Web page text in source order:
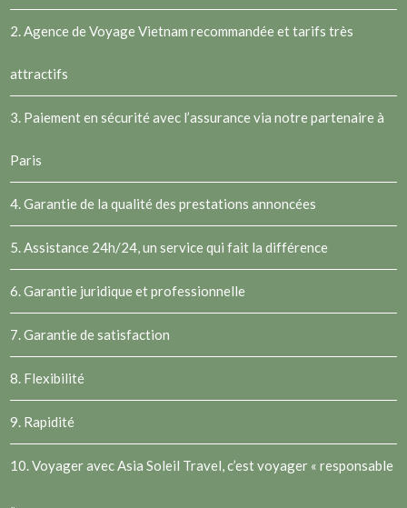
2.Agence de Voyage Vietnam recommandée et tarifs très
attractifs
3. Paiement en sécurité avec l’assurance via notre partenaire à
Paris
4. Garantie de la qualité des prestations annoncées
5. Assistance 24h/24, un service qui fait la différence
6. Garantie juridique et professionnelle
7. Garantie de satisfaction
8. Flexibilité
9. Rapidité
10. Voyager avec Asia Soleil Travel, c’est voyager « responsable